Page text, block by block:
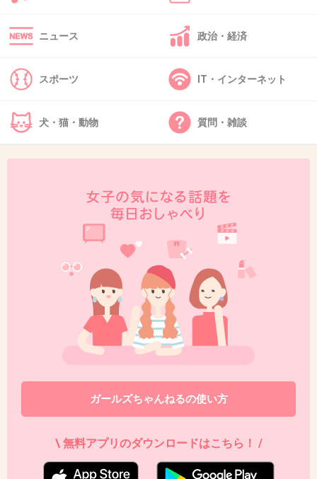
私がｈｉｄｅちゃんを知ったのは ROCKET DIVE
リリース時。
なんというかもう、言葉に表せないくらいの衝
撃を受けたのを覚えています。
でもそれからすぐに逝ってしまいました
ね。。。
あれから１５年たった今でも、主人と二人、
hideちゃんの曲を聴いています。
１５年経ってもまったく色褪せません。
沢山の誤解や中傷があったけれど
１５年経った今でも、これだけ沢山の人に愛さ
れているというのが
す。うまく言えないけど。。。
あなたは真のカリスマです。
ニュース 政治・経済
スポーツ IT・インターネット
犬・猫・動物 質問・雑談
ガールズちゃんねるの使い方
\ 無料アプリのダウンロードはこちら！ /